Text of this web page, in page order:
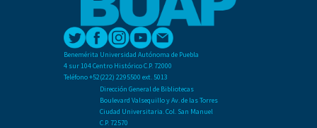
Benemérita Universidad Autónoma de Puebla
4 sur 104 Centro Histórico C.P. 72000
Teléfono +52(222) 2295500 ext. 5013
Dirección General de Bibliotecas
Boulevard Valsequillo y Av. de las Torres
Ciudad Universitaria. Col. San Manuel
C.P. 72570